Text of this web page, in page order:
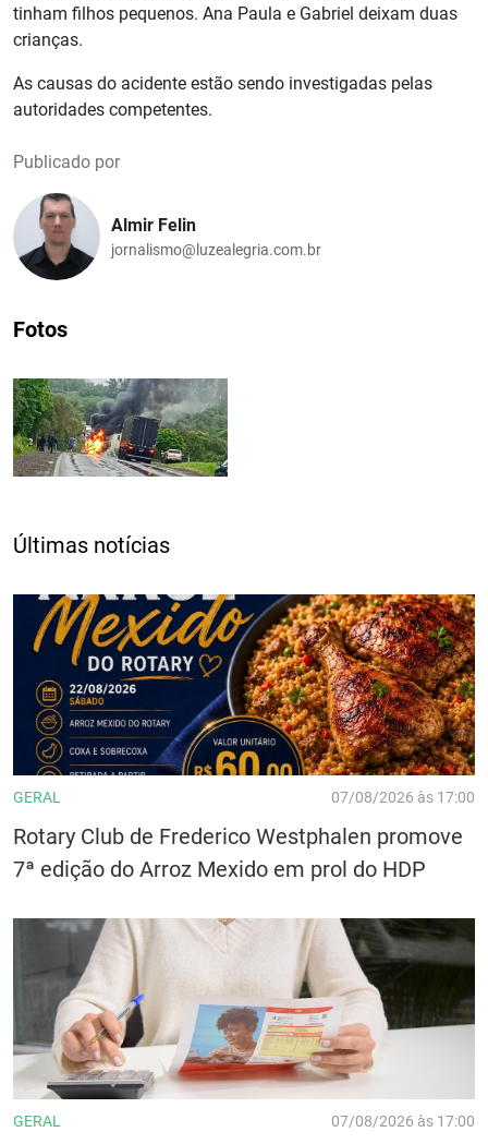
tinham filhos pequenos. Ana Paula e Gabriel deixam duas
crianças.
As causas do acidente estão sendo investigadas pelas
autoridades competentes.
Publicado por
Almir Felin
jornalismo@luzealegria.com.br
Fotos
Últimas notícias
GERAL 07/08/2026 às 17:00
Rotary Club de Frederico Westphalen promove
7ª edição do Arroz Mexido em prol do HDP
GERAL 07/08/2026 às 17:00